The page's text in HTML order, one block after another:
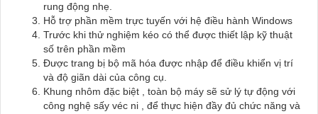
rung động nhẹ.
Hỗ trợ phần mềm trực tuyến với hệ điều hành Windows
Trước khi thử nghiệm kéo có thể được thiết lập kỹ thuật
số trên phần mềm
Được trang bị bộ mã hóa được nhập để điều khiển vị trí
và độ giãn dài của công cụ.
Khung nhôm đặc biệt , toàn bộ máy sẽ sử lý tự động với
công nghệ sấy véc ni , để thực hiện đầy đủ chức năng và